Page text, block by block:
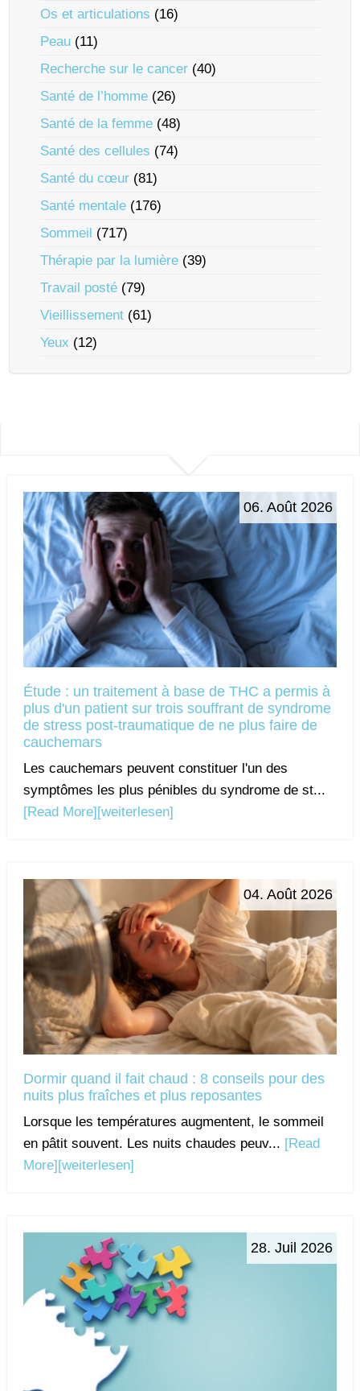
Os et articulations (16)
Peau (11)
Recherche sur le cancer (40)
Santé de l’homme (26)
Santé de la femme (48)
Santé des cellules (74)
Santé du cœur (81)
Santé mentale (176)
Sommeil (717)
Thérapie par la lumière (39)
Travail posté (79)
Vieillissement (61)
Yeux (12)
06. Août 2026
Étude : un traitement à base de THC a permis à
plus d'un patient sur trois souffrant de syndrome
de stress post-traumatique de ne plus faire de
cauchemars
Les cauchemars peuvent constituer l'un des
symptômes les plus pénibles du syndrome de st...
[Read More] [weiterlesen]
04. Août 2026
Dormir quand il fait chaud : 8 conseils pour des
nuits plus fraîches et plus reposantes
Lorsque les températures augmentent, le sommeil
en pâtit souvent. Les nuits chaudes peuv... [Read
More] [weiterlesen]
28. Juil 2026